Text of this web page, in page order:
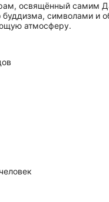
освящённый самим
буддизма, символами и
атмосферу.